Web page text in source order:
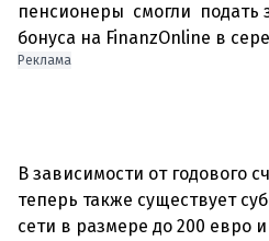
пенсионеры смогли подать
Реклама
В зависимости от годового
теперь также существует
сети в размере до 200 евро